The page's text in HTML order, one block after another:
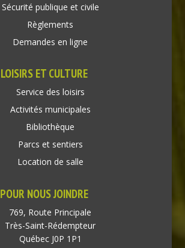
Sécurité publique et civile
Règlements
Demandes en ligne
LOISIRS ET CULTURE
Service des loisirs
Activités municipales
Bibliothèque
Parcs et sentiers
Location de salle
POUR NOUS JOINDRE
769, Route Principale
Très-Saint-Rédempteur
Québec J0P 1P1